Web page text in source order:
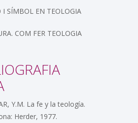
I SÍMBOL EN TEOLOGIA
COM FER TEOLOGIA
Y.M. La fe y la teología.
Herder, 1977.